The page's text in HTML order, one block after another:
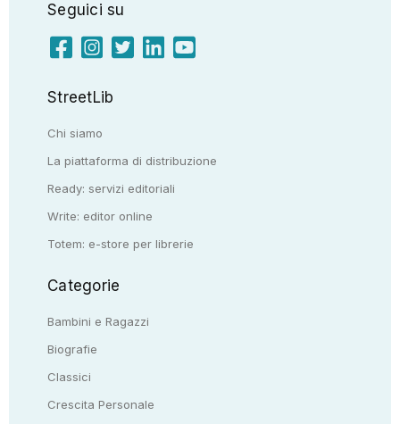
Seguici su
StreetLib
Chi siamo
La piattaforma di distribuzione
Ready: servizi editoriali
Write: editor online
Totem: e-store per librerie
Categorie
Bambini e Ragazzi
Biografie
Classici
Crescita Personale